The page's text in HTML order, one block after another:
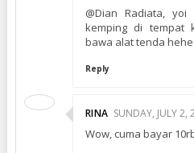
@Dian Radiata,
kemping di tempat
bawa alat tenda hehe
Reply
RINA SUNDAY, JULY
Wow, cuma bayar